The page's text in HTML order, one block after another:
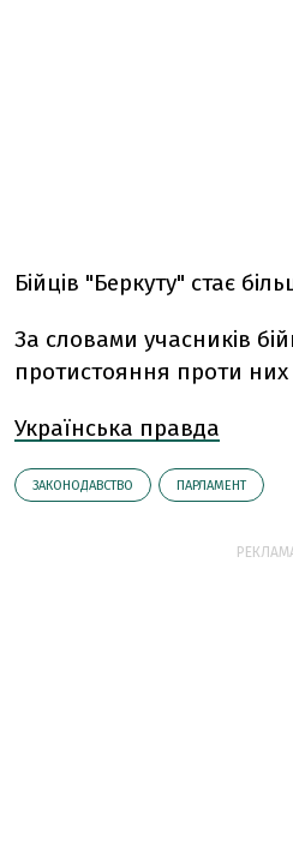
Бійців "Беркуту" стає
За словами учасників
протистояння проти них
Українська правда
ЗАКОНОДАВСТВО ПАРЛАМЕНТ